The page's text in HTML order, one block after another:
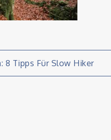
8 Tipps Für Slow Hiker